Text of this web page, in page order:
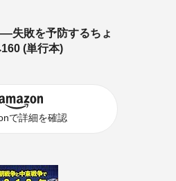
失敗を予防するちょ
(単行本)
で詳細を確認